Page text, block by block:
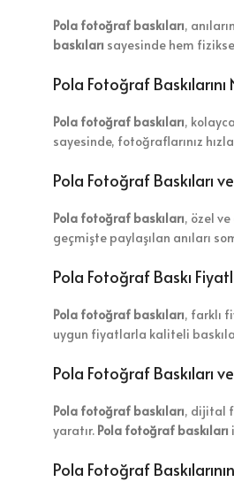
Pola fotoğraf baskıları,
baskıları sayesinde hem
Pola Fotoğraf
Pola fotoğraf baskıları,
sayesinde, fotoğraflarınız
Pola Fotoğraf Baskıları
Pola fotoğraf baskıları, özel
geçmişte paylaşılan anıları
Pola Fotoğraf Baskı
Pola fotoğraf baskıları, farklı
uygun fiyatlarla kaliteli
Pola Fotoğraf Baskıları
Pola fotoğraf baskıları, dijital
yaratır. Pola fotoğraf baskıları
Pola Fotoğraf